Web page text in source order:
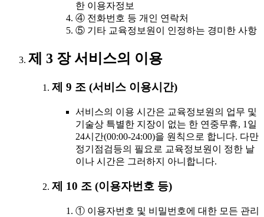
한 이용자정보
④ 전화번호 등 개인 연락처
⑤ 기타 교육정보원이 인정하는 경미한 사항
제 3 장 서비스의 이용
제 9 조 (서비스 이용시간)
서비스의 이용 시간은 교육정보원의 업무 및
기술상 특별한 지장이 없는 한 연중무휴, 1일
24시간(00:00-24:00)을 원칙으로 합니다. 다만
정기점검등의 필요로 교육정보원이 정한 날
이나 시간은 그러하지 아니합니다.
제 10 조 (이용자번호 등)
① 이용자번호 및 비밀번호에 대한 모든 관리